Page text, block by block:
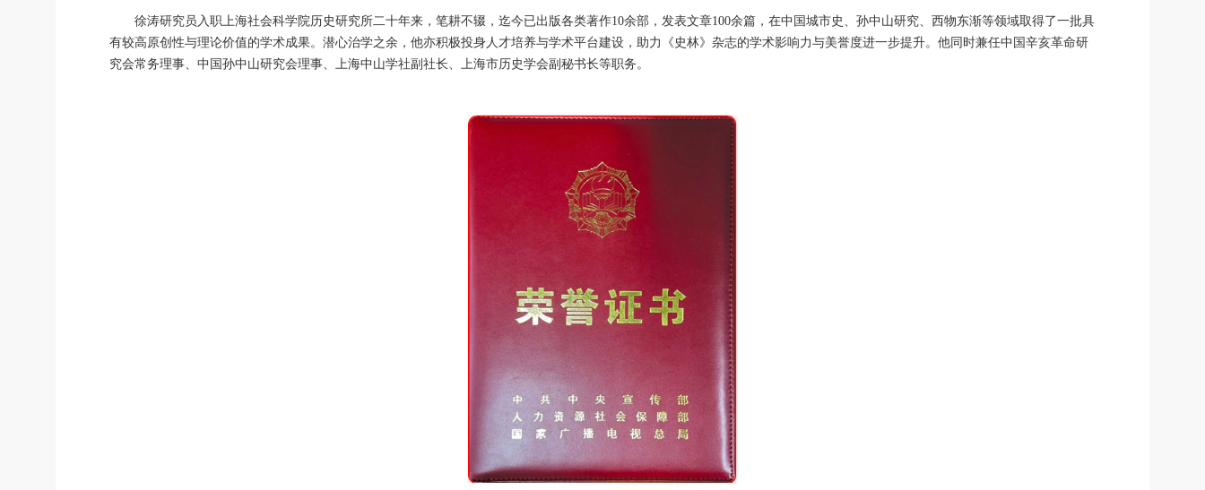
徐涛研究员入职上海社会科学院历史研究所二十年来，笔耕不辍，迄今已出版各类著作10余部，发表文章100余篇，在中国城市史、孙中山研究、西物东渐等领域取得了一批具
有较高原创性与理论价值的学术成果。潜心治学之余，他亦积极投身人才培养与学术平台建设，助力《史林》杂志的学术影响力与美誉度进一步提升。他同时兼任中国辛亥革命研
究会常务理事、中国孙中山研究会理事、上海中山学社副社长、上海市历史学会副秘书长等职务。